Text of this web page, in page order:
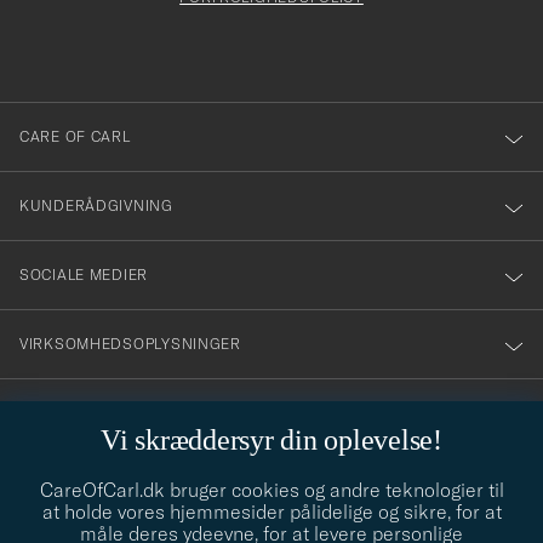
Vi skræddersyr din oplevelse!
CareOfCarl.dk bruger cookies og andre teknologier til
at holde vores hjemmesider pålidelige og sikre, for at
måle deres ydeevne, for at levere personlige
dig
till
vårt
nyhetsbrev!
CARE OF CARL
KUNDERÅDGIVNING
SOCIALE MEDIER
VIRKSOMHEDSOPLYSNINGER
info@careofcarl.dk
Behøver du hjælp til at finde din stil? Lad os hjælpe dig, vi hjælper
gerne til!